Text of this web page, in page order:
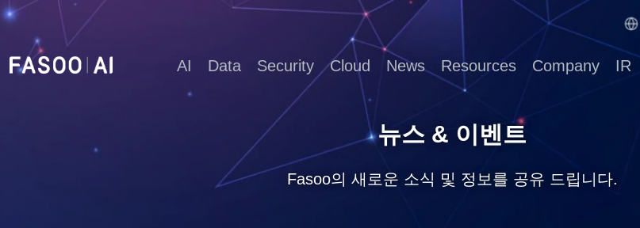
AI Data Security Cloud News Resources Company IR
뉴스 & 이벤트
Fasoo의 새로운 소식 및 정보를 공유 드립니다.